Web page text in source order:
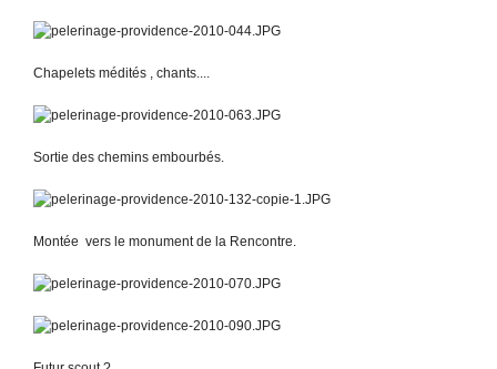
Chapelets médités , chants....
Sortie des chemins embourbés.
Montée vers le monument de la Rencontre.